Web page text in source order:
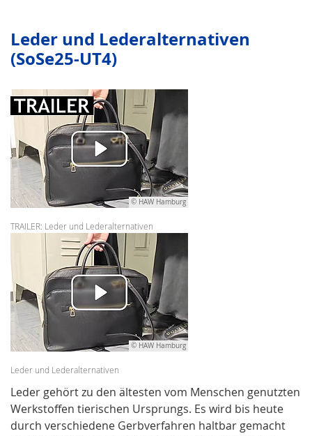
Leder und Lederalternativen
(SoSe25-UT4)
© HAW Hamburg
TRAILER: Leder und Lederalternativen
© HAW Hamburg
Leder und Lederalternativen
Leder gehört zu den ältesten vom Menschen genutzten
Werkstoffen tierischen Ursprungs. Es wird bis heute
durch verschiedene Gerbverfahren haltbar gemacht